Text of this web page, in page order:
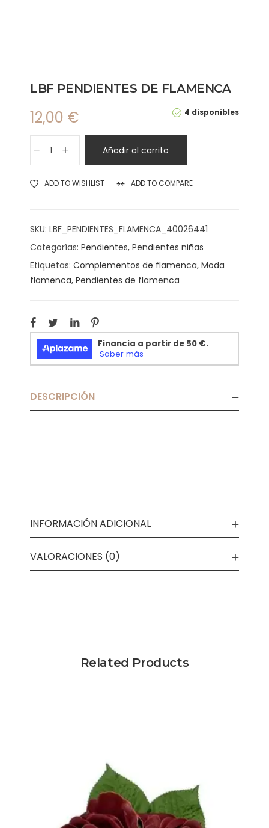
LBF PENDIENTES DE FLAMENCA
4 disponibles
12,00 €
Añadir al carrito
ADD TO WISHLIST ADD TO COMPARE
SKU: LBF_PENDIENTES_FLAMENCA_40026441
Categorías: Pendientes, Pendientes niñas
Etiquetas: Complementos de flamenca, Moda
flamenca, Pendientes de flamenca
DESCRIPCIÓN
INFORMACIÓN ADICIONAL
VALORACIONES (0)
Related Products